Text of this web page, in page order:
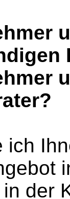
ich
der